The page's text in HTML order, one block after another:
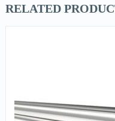
RELATED